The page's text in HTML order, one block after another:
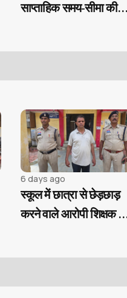
साप्ताहिक समय-सीमा की
6 days ago
स्कूल में छात्रा से छेड़छाड़
करने वाले आरोपी शिक्षक